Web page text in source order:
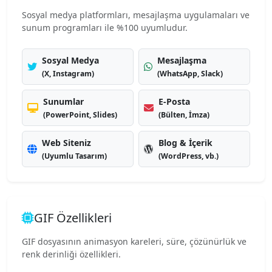
Sosyal medya platformları, mesajlaşma uygulamaları ve
sunum programları ile %100 uyumludur.
Sosyal Medya
(X, Instagram)
Mesajlaşma
(WhatsApp, Slack)
Sunumlar
(PowerPoint, Slides)
E-Posta
(Bülten, İmza)
Web Siteniz
(Uyumlu Tasarım)
Blog & İçerik
(WordPress, vb.)
GIF Özellikleri
GIF dosyasının animasyon kareleri, süre, çözünürlük ve
renk derinliği özellikleri.